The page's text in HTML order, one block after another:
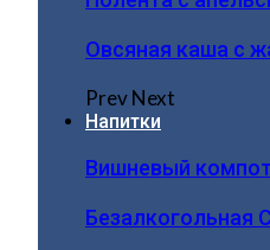
Овсяная каша с
PrevNext
Напитки
Вишневый
Безалкогольная